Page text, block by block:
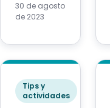
30 de agosto
de 2023
Tips y
actividades